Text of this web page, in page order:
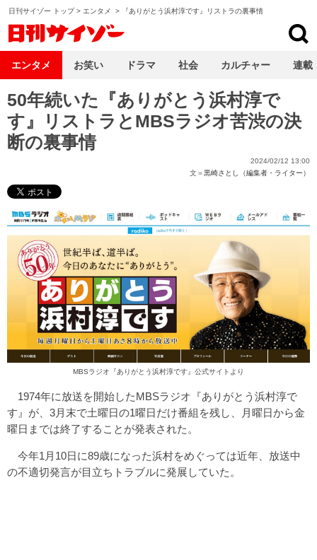
日刊サイゾー トップ> エンタメ > 『ありがとう浜村淳です』リストラの裏事情
50年続いた『ありがとう浜村淳で
す』リストラとMBSラジオ苦渋の決
断の裏事情
2024/02/12 13:00
文＝黒崎さとし（編集者・ライター）
MBSラジオ『ありがとう浜村淳です』公式サイトより
1974年に放送を開始したMBSラジオ『ありがとう浜村淳で
す』が、3月末で土曜日の1曜日だけ番組を残し、月曜日から金
曜日までは終了することが発表された。
今年1月10日に89歳になった浜村をめぐっては近年、放送中
の不適切発言が目立ちトラブルに発展していた。
エンタメ お笑い ドラマ 社会 カルチャー 連載